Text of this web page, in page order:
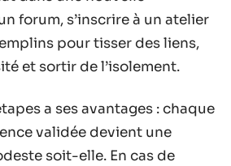
forum, s’inscrire à un atelier
pour tisser des liens,
et sortir de l’isolement.
a ses avantages : chaque
validée devient une
soit-elle. En cas de